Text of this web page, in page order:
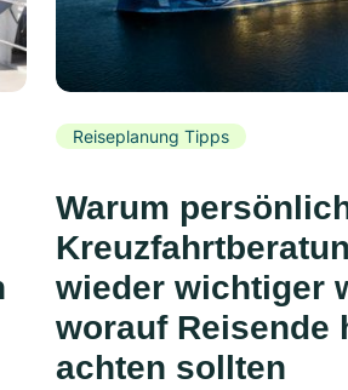
Reiseplanung Tipps
Warum
wieder wichtiger
worauf Reisende
achten sollten